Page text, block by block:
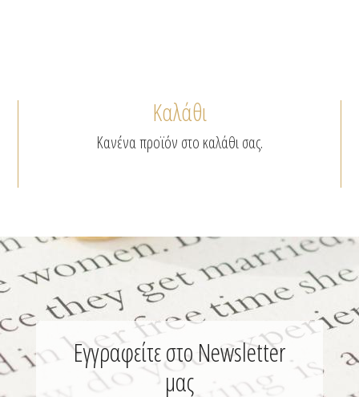
στη
σελίδα
Καλάθι
Κανένα προϊόν στο καλάθι σας.
Εγγραφείτε στο Newsletter
μας